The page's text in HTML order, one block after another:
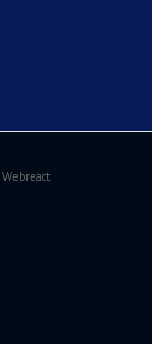
Webreact